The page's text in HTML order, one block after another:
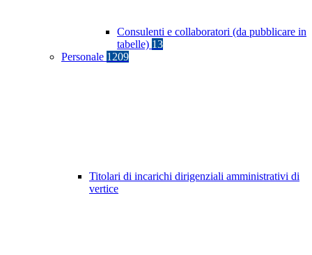
Consulenti e collaboratori (da pubblicare in
tabelle) 13
Personale 1209
Titolari di incarichi dirigenziali amministrativi di
vertice